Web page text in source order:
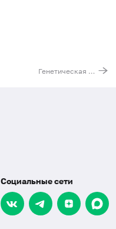
Генетическая диагностика фенилкетонурии. Анализ гена РАН
Социальные сети